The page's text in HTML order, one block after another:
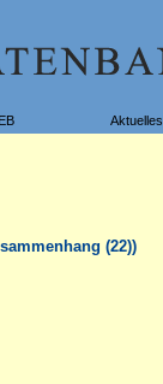
Aktuelles
(22))